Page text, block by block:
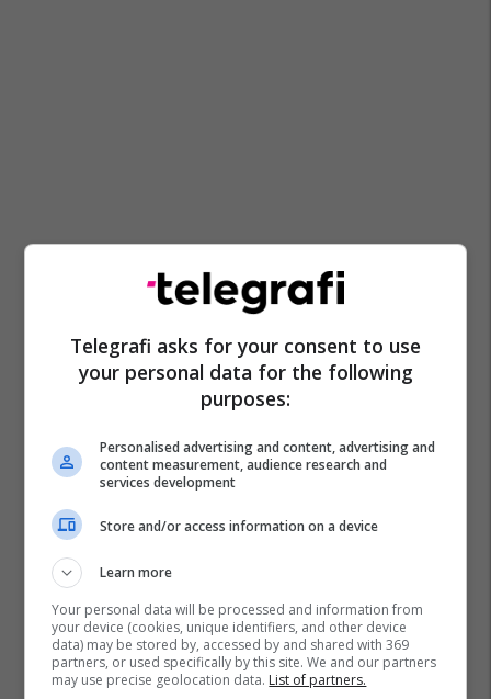
Telegrafi asks for your consent to use
your personal data for the following
purposes:
Personalised advertising and content, advertising and
content measurement, audience research and
services development
Store and/or access information on a device
Learn more
Your personal data will be processed and information from
your device (cookies, unique identifiers, and other device
data) may be stored by, accessed by and shared with 369
partners, or used specifically by this site. We and our partners
may use precise geolocation data. List of partners.